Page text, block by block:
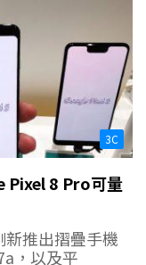
3C
8 Pro可量
推出摺疊手機
，以及平